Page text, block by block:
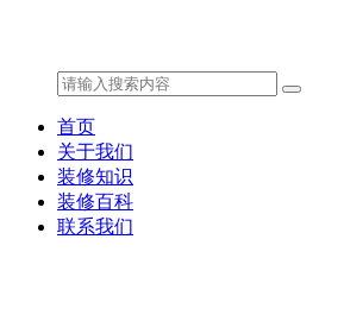
首页
关于我们
装修知识
装修百科
联系我们